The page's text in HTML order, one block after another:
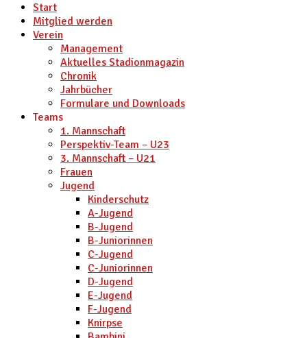
Start
Mitglied werden
Verein
Management
Aktuelles Stadionmagazin
Chronik
Jahrbücher
Formulare und Downloads
Teams
1. Mannschaft
Perspektiv-Team – U23
3. Mannschaft – U21
Frauen
Jugend
Kinderschutz
A-Jugend
B-Jugend
B-Juniorinnen
C-Jugend
C-Juniorinnen
D-Jugend
E-Jugend
F-Jugend
Knirpse